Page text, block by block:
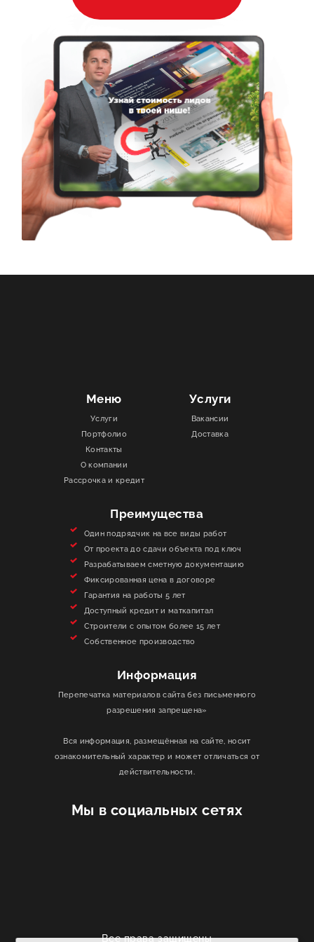
Мы в социальных сетях
Меню
Услуги
Портфолио
Контакты
О компании
Рассрочка и кредит
Услуги
Вакансии
Доставка
Преимущества
Один подрядчик на все виды работ
От проекта до сдачи объекта под ключ
Разрабатываем сметную документацию
Фиксированная цена в договоре
Гарантия на работы 5 лет
Доступный кредит и маткапитал
Строители с опытом более 15 лет
Собственное производство
Информация
Перепечатка материалов сайта без письменного
разрешения запрещена»
Вся информация, размещённая на сайте, носит
ознакомительный характер и может отличаться от
действительности.
Все права защищены